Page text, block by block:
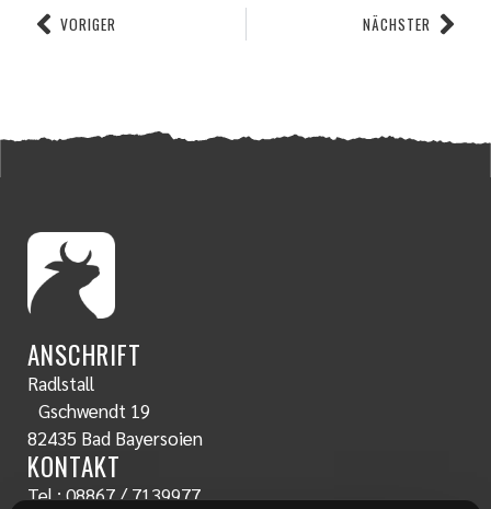
VORIGER NÄCHSTER
ANSCHRIFT
Radlstall
Gschwendt 19
82435 Bad Bayersoien
KONTAKT
Tel.:08867 / 7139977